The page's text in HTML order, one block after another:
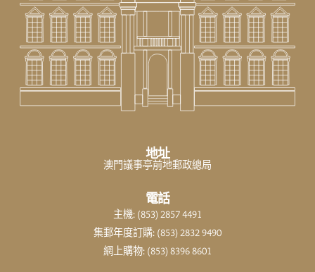
地址
澳門議事亭前地郵政總局
電話
主機: (853) 2857 4491
集郵年度訂購: (853) 2832 9490
網上購物: (853) 8396 8601